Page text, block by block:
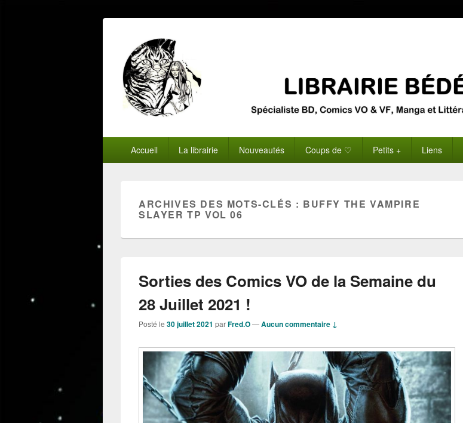
principalAccueil La librairie Nouveautés Coups de ♡ Petits + Liens
ARCHIVES DES MOTS-CLÉS : BUFFY THE VAMPIRE
SLAYER TP VOL 06
Sorties des Comics VO de la Semaine du
28 Juillet 2021 !
Posté le 30 juillet 2021 parFred.O—Aucun commentaire ↓